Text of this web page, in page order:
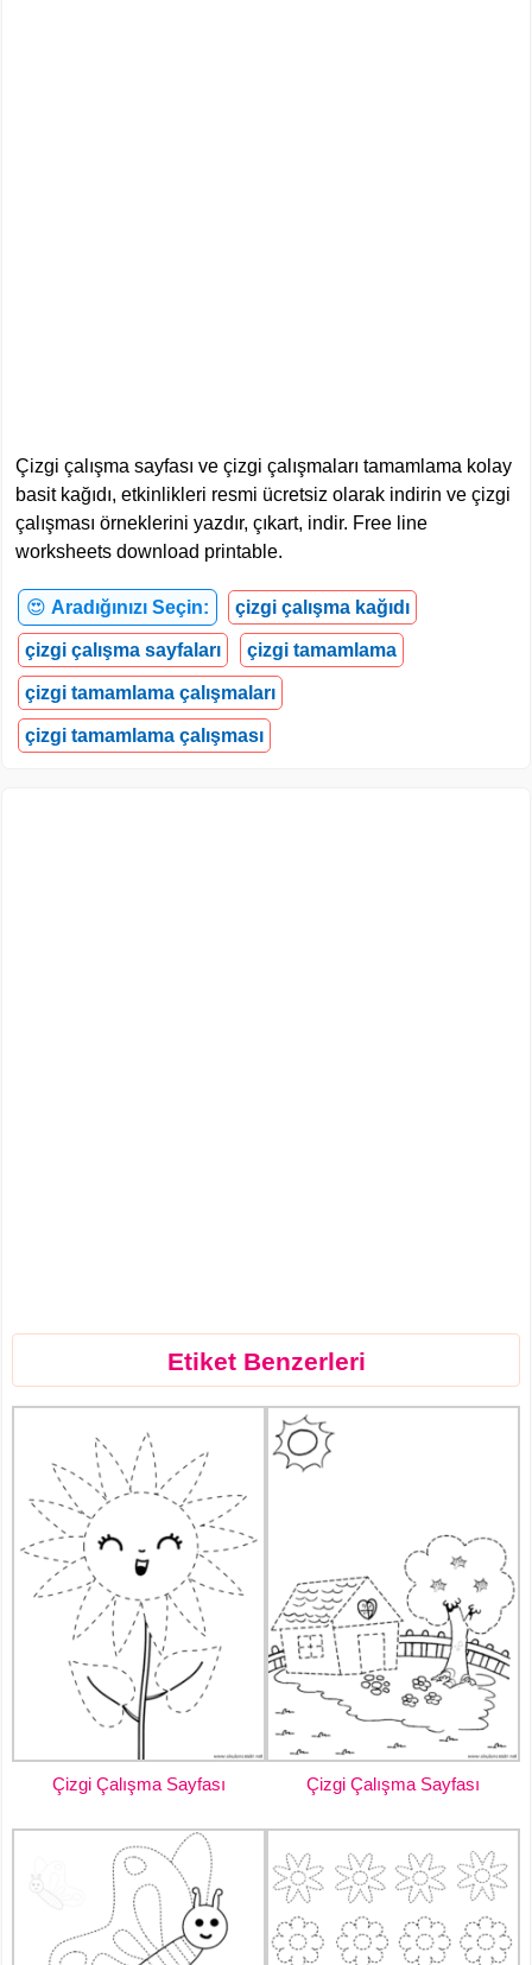
Çizgi çalışma sayfası ve çizgi çalışmaları tamamlama kolay
basit kağıdı, etkinlikleri resmi ücretsiz olarak indirin ve çizgi
çalışması örneklerini yazdır, çıkart, indir. Free line
worksheets download printable.
😍 Aradığınızı Seçin: çizgi çalışma kağıdı
çizgi çalışma sayfaları çizgi tamamlama
çizgi tamamlama çalışmaları
çizgi tamamlama çalışması
Etiket Benzerleri
Çizgi Çalışma Sayfası Çizgi Çalışma Sayfası